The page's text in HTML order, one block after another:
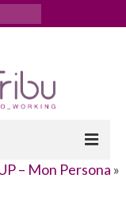
– Mon Persona »